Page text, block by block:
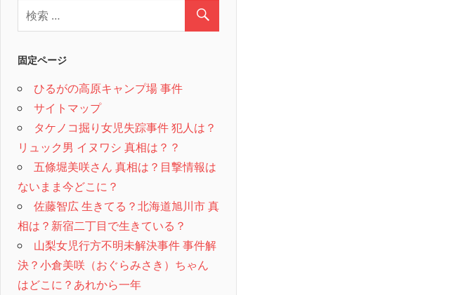
固定ページ
ひるがの高原キャンプ場 事件
サイトマップ
タケノコ掘り女児失踪事件 犯人は？
リュック男 イヌワシ 真相は？？
五條堀美咲さん 真相は？目撃情報は
ないまま今どこに？
佐藤智広 生きてる？北海道旭川市 真
相は？新宿二丁目で生きている？
山梨女児行方不明未解決事件 事件解
決？小倉美咲（おぐらみさき）ちゃん
はどこに？あれから一年